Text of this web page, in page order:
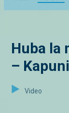
Huba la
– Kapuni
Video